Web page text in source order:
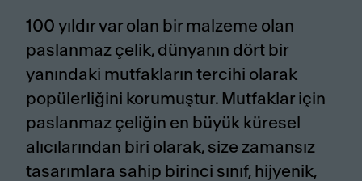
100 yıldır var olan bir malzeme olan
paslanmaz çelik, dünyanın dört bir
yanındaki mutfakların tercihi olarak
popülerliğini korumuştur. Mutfaklar için
paslanmaz çeliğin en büyük küresel
alıcılarından biri olarak, size zamansız
tasarımlara sahip birinci sınıf, hijyenik,